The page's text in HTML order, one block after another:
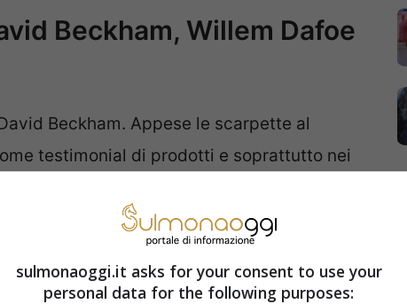
Beckham, Willem Dafoe
Beckham. Appese le scarpette al
testimonial di prodotti e soprattutto nei
sono spesso al centro dell’attenzione
possiede nello Oxfordshire varrebbe
per la campagna e l’apicultura di
con un bel gruppo di galline.
sulmonaoggi.it asks for your consent to use your
personal data for the following purposes: